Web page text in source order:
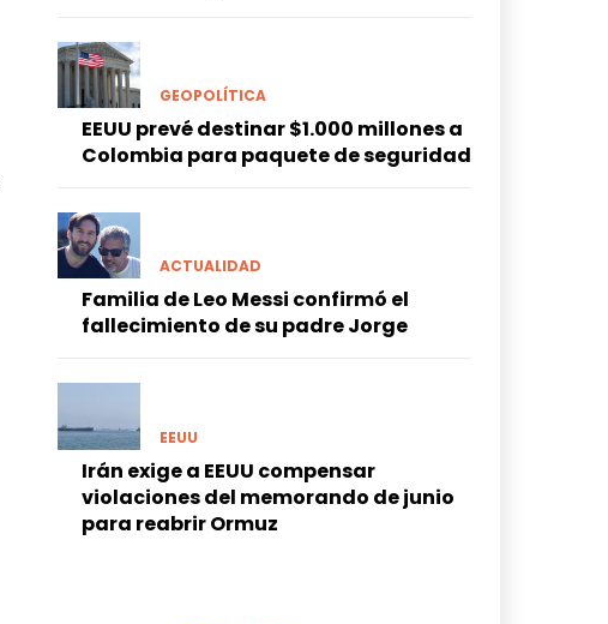
GEOPOLÍTICA
EEUU prevé destinar $1.000 millones a
Colombia para paquete de seguridad
ACTUALIDAD
Familia de Leo Messi confirmó el
fallecimiento de su padre Jorge
EEUU
Irán exige a EEUU compensar
violaciones del memorando de junio
para reabrir Ormuz